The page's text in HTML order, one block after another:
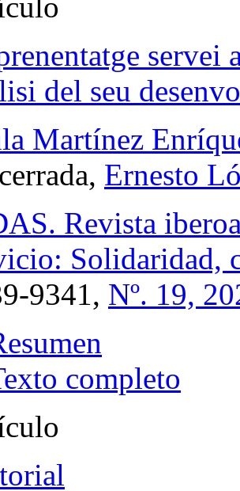
del seu
Martínez
Ernesto
Revista
Solidaridad,
9341, Nº. 19,
completo